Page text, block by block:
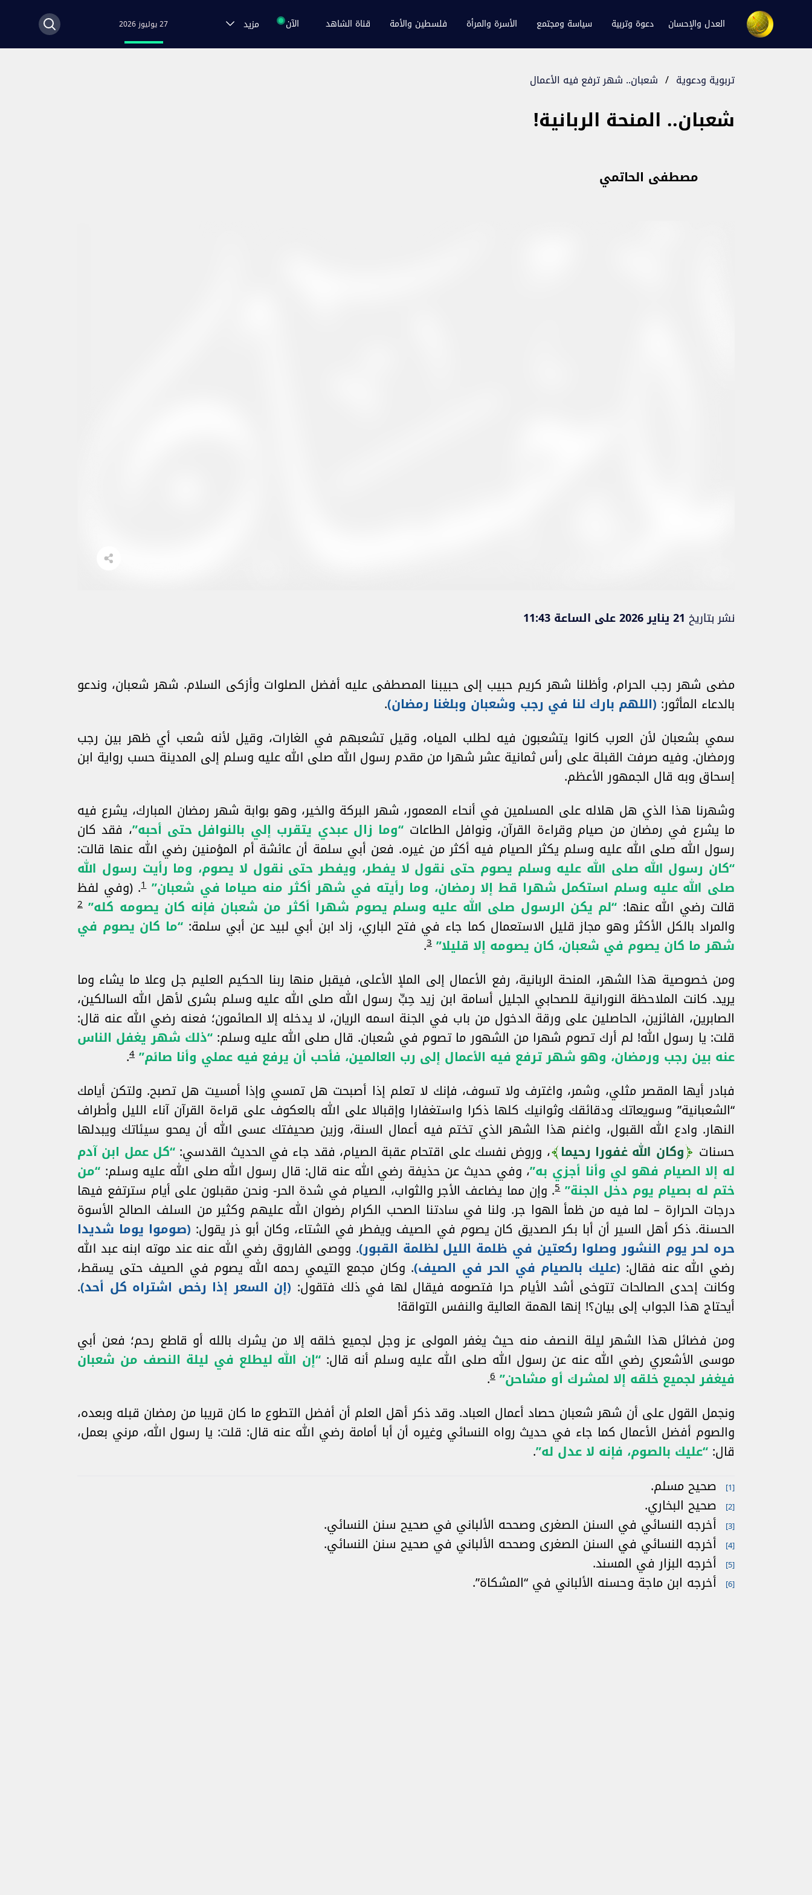
العدل والإحسان دعوة وتربية سياسة ومجتمع الأسرة والمرأة فلسطين والأمة قناة الشاهد الآن مزيد 27 يوليوز 2026
تربوية ودعوية / شعبان.. شهر ترفع فيه الأعمال
شعبان.. المنحة الربانية!
مصطفى الحاتمي
نشر بتاريخ 21 يناير 2026 على الساعة 11:43
مضى شهر رجب الحرام، وأظلنا شهر كريم حبيب إلى حبيبنا المصطفى عليه أفضل الصلوات وأزكى السلام. شهر شعبان، وندعو
بالدعاء المأثور: (اللهم بارك لنا في رجب وشعبان وبلغنا رمضان).
سمي بشعبان لأن العرب كانوا يتشعبون فيه لطلب المياه، وقيل تشعبهم في الغارات، وقيل لأنه شعب أي ظهر بين رجب
ورمضان. وفيه صرفت القبلة على رأس ثمانية عشر شهرا من مقدم رسول الله صلى الله عليه وسلم إلى المدينة حسب رواية ابن
إسحاق وبه قال الجمهور الأعظم.
وشهرنا هذا الذي هل هلاله على المسلمين في أنحاء المعمور، شهر البركة والخير، وهو بوابة شهر رمضان المبارك، يشرع فيه
ما يشرع في رمضان من صيام وقراءة القرآن، ونوافل الطاعات “وما زال عبدي يتقرب إلي بالنوافل حتى أحبه”، فقد كان
رسول الله صلى الله عليه وسلم يكثر الصيام فيه أكثر من غيره. فعن أبي سلمة أن عائشة أم المؤمنين رضي الله عنها قالت:
“كان رسول الله صلى الله عليه وسلم يصوم حتى نقول لا يفطر، ويفطر حتى نقول لا يصوم، وما رأيت رسول الله
صلى الله عليه وسلم استكمل شهرا قط إلا رمضان، وما رأيته في شهر أكثر منه صياما في شعبان” 1. (وفي لفظ
قالت رضي الله عنها: “لم يكن الرسول صلى الله عليه وسلم يصوم شهرا أكثر من شعبان فإنه كان يصومه كله” 2
والمراد بالكل الأكثر وهو مجاز قليل الاستعمال كما جاء في فتح الباري، زاد ابن أبي لبيد عن أبي سلمة:“ما كان يصوم في
شهر ما كان يصوم في شعبان، كان يصومه إلا قليلا” 3
.
ومن خصوصية هذا الشهر، المنحة الربانية، رفع الأعمال إلى الملإ الأعلى، فيقبل منها ربنا الحكيم العليم جل وعلا ما يشاء وما
يريد. كانت الملاحظة النورانية للصحابي الجليل أسامة ابن زيد حِبِّ رسول الله صلى الله عليه وسلم بشرى لأهل الله السالكين،
الصابرين، الفائزين، الحاصلين على ورقة الدخول من باب في الجنة اسمه الريان، لا يدخله إلا الصائمون؛ فعنه رضي الله عنه قال:
قلت: يا رسول الله! لم أرك تصوم شهرا من الشهور ما تصوم في شعبان. قال صلى الله عليه وسلم:“ذلك شهر يغفل الناس
عنه بين رجب ورمضان، وهو شهر ترفع فيه الأعمال إلى رب العالمين، فأحب أن يرفع فيه عملي وأنا صائم” 4
.
فبادر أيها المقصر مثلي، وشمر، واغترف ولا تسوف، فإنك لا تعلم إذا أصبحت هل تمسي وإذا أمسيت هل تصبح. ولتكن أيامك
“الشعبانية” وسويعاتك ودقائقك وثوانيك كلها ذكرا واستغفارا وإقبالا على الله بالعكوف على قراءة القرآن آناء الليل وأطراف
النهار. وادع الله القبول، واغنم هذا الشهر الذي تختم فيه أعمال السنة، وزين صحيفتك عسى الله أن يمحو سيئاتك ويبدلها
حسنات
وكان الله غفورا رحيما ، وروض نفسك على اقتحام عقبة الصيام، فقد جاء في الحديث القدسي:“كل عمل ابن آدم
له إلا الصيام فهو لي وأنا أجزي به”، وفي حديث عن حذيفة رضي الله عنه قال: قال رسول الله صلى الله عليه وسلم: “من
ختم له بصيام يوم دخل الجنة” 5. وإن مما يضاعف الأجر والثواب، الصيام في شدة الحر- ونحن مقبلون على أيام سترتفع فيها
درجات الحرارة – لما فيه من ظمأ الهوا جر. ولنا في سادتنا الصحب الكرام رضوان الله عليهم وكثير من السلف الصالح الأسوة
الحسنة. ذكر أهل السير أن أبا بكر الصديق كان يصوم في الصيف ويفطر في الشتاء، وكان أبو ذر يقول: (صوموا يوما شديدا
حره لحر يوم النشور وصلوا ركعتين في ظلمة الليل لظلمة القبور). ووصى الفاروق رضي الله عنه عند موته ابنه عبد الله
رضي الله عنه فقال: (عليك بالصيام في الحر في الصيف). وكان مجمع التيمي رحمه الله يصوم في الصيف حتى يسقط،
وكانت إحدى الصالحات تتوخى أشد الأيام حرا فتصومه فيقال لها في ذلك فتقول: (إن السعر إذا رخص اشتراه كل أحد).
أيحتاج هذا الجواب إلى بيان؟! إنها الهمة العالية والنفس التواقة!
ومن فضائل هذا الشهر ليلة النصف منه حيث يغفر المولى عز وجل لجميع خلقه إلا من يشرك بالله أو قاطع رحم؛ فعن أبي
موسى الأشعري رضي الله عنه عن رسول الله صلى الله عليه وسلم أنه قال: “إن الله ليطلع في ليلة النصف من شعبان
فيغفر لجميع خلقه إلا لمشرك أو مشاحن” 6
.
ونجمل القول على أن شهر شعبان حصاد أعمال العباد. وقد ذكر أهل العلم أن أفضل التطوع ما كان قريبا من رمضان قبله وبعده،
والصوم أفضل الأعمال كما جاء في حديث رواه النسائي وغيره أن أبا أمامة رضي الله عنه قال: قلت: يا رسول الله، مرني بعمل،
قال: “عليك بالصوم، فإنه لا عدل له”.
[1] صحيح مسلم.
[2] صحيح البخاري.
[3] أخرجه النسائي في السنن الصغرى وصححه الألباني في صحيح سنن النسائي.
[4] أخرجه النسائي في السنن الصغرى وصححه الألباني في صحيح سنن النسائي.
[5] أخرجه البزار في المسند.
[6] أخرجه ابن ماجة وحسنه الألباني في “المشكاة”.